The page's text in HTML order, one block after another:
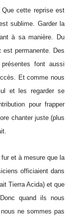
Que cette reprise est
sublime. Garder la
à sa manière. Du
est permanente. Des
font aussi
Et comme nous
et les regarder se
pour frapper
chanter juste (plus
et à mesure que la
officiaient dans
Tierra Acida) et que
quand ils nous
ne sommes pas